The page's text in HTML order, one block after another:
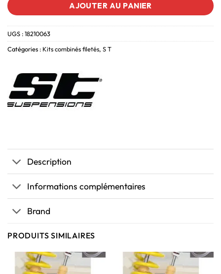
AJOUTER AU PANIER
UGS :18210063
Catégories : Kits combinés filetés, S T
Description
Informations complémentaires
Brand
PRODUITS SIMILAIRES